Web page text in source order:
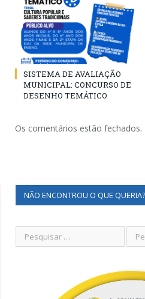
SISTEMA DE AVALIAÇÃO
MUNICIPAL: CONCURSO DE
DESENHO TEMÁTICO
Os comentários estão fechados.
NÃO ENCONTROU O QUE QUERIA?